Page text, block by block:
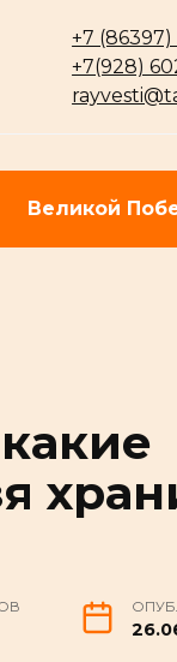
+7 (86397)
+7(928)
Великой